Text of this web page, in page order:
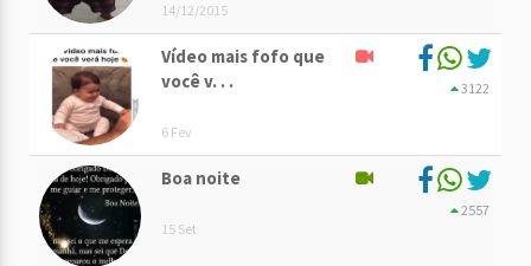
14/12/2015
Vídeo mais fofo que
você v. . .
6 Fev
3122
Boa noite
15 Set
2557